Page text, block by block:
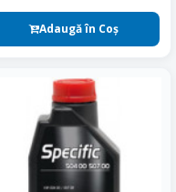
Adaugă în Coş